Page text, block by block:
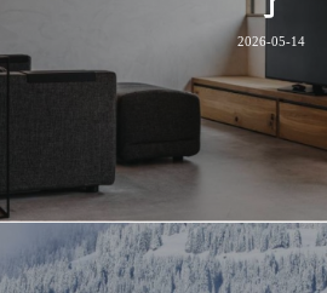
2026-05-14